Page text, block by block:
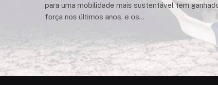
para uma mobilidade mais sustentável tem
força nos últimos anos, e os…